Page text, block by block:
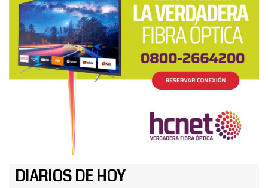
DIARIOS DE HOY